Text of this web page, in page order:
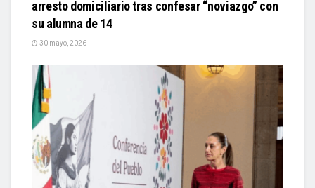
arresto domiciliario tras confesar “noviazgo” con
su alumna de 14
30 mayo, 2026